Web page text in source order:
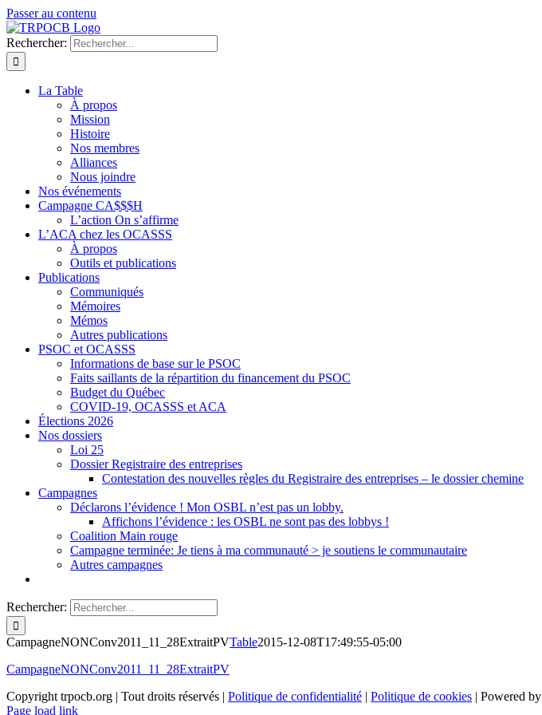
Passer au contenu
Rechercher:
La Table
À propos
Mission
Histoire
Nos membres
Alliances
Nous joindre
Nos événements
Campagne CA$$$H
L’action On s’affirme
L’ACA chez les OCASSS
À propos
Outils et publications
Publications
Communiqués
Mémoires
Mémos
Autres publications
PSOC et OCASSS
Informations de base sur le PSOC
Faits saillants de la répartition du financement du PSOC
Budget du Québec
COVID-19, OCASSS et ACA
Élections 2026
Nos dossiers
Loi 25
Dossier Registraire des entreprises
Contestation des nouvelles règles du Registraire des entreprises – le dossier chemine
Campagnes
Déclarons l’évidence ! Mon OSBL n’est pas un lobby.
Affichons l’évidence : les OSBL ne sont pas des lobbys !
Coalition Main rouge
Campagne terminée: Je tiens à ma communauté > je soutiens le communautaire
Autres campagnes
Rechercher:
CampagneNONConv2011_11_28ExtraitPVTable2015-12-08T17:49:55-05:00
CampagneNONConv2011_11_28ExtraitPV
Copyright trpocb.org | Tout droits réservés | Politique de confidentialité | Politique de cookies | Powered by
Page load link